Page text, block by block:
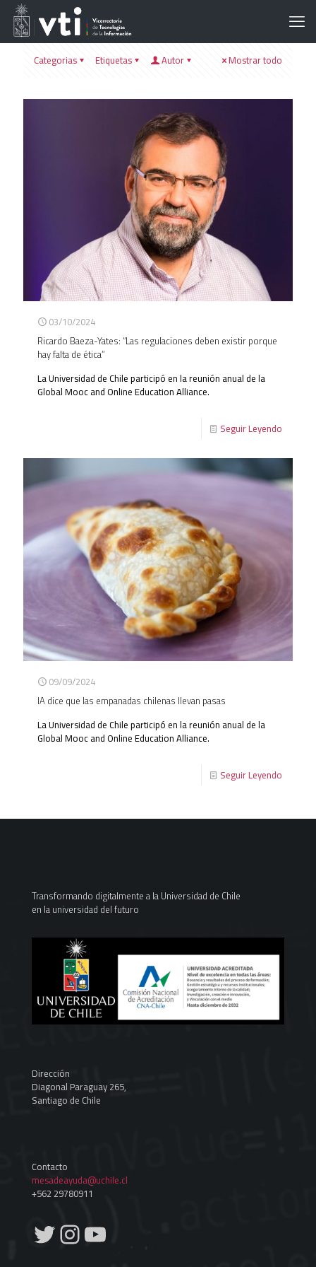
Categorias Etiquetas Autor Mostrar todo
03/10/2024
Ricardo Baeza-Yates: “Las regulaciones deben existir porque
hay falta de ética”
La Universidad de Chile participó en la reunión anual de la
Global Mooc and Online Education Alliance.
Seguir Leyendo
09/09/2024
IA dice que las empanadas chilenas llevan pasas
La Universidad de Chile participó en la reunión anual de la
Global Mooc and Online Education Alliance.
Seguir Leyendo
Transformando digitalmente a la Universidad de Chile
en la universidad del futuro
Dirección
Diagonal Paraguay 265,
Santiago de Chile
Contacto
mesadeayuda@uchile.cl
+562 29780911
Twitter
Instagram
YouTube